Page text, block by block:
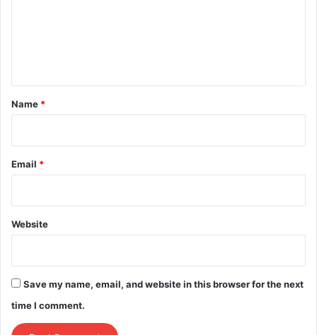
*
Name *
Email *
Website
Save my name, email, and website in this browser for the next
time I comment.